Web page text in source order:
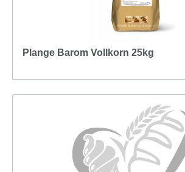
Plange Barom Vollkorn 25kg